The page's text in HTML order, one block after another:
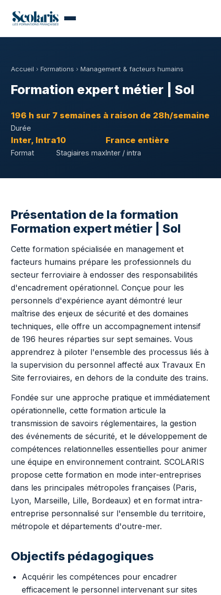
Accueil › Formations › Management & facteurs humains
Formation expert métier | Sol
196 h sur 7 semaines à raison de 28h/semaine
Durée
Inter, Intra
Format
10
Stagiaires max
France entière
Inter / intra
Présentation de la formation
Formation expert métier | Sol
Cette formation spécialisée en management et
facteurs humains prépare les professionnels du
secteur ferroviaire à endosser des responsabilités
d'encadrement opérationnel. Conçue pour les
personnels d'expérience ayant démontré leur
maîtrise des enjeux de sécurité et des domaines
techniques, elle offre un accompagnement intensif
de 196 heures réparties sur sept semaines. Vous
apprendrez à piloter l'ensemble des processus liés à
la supervision du personnel affecté aux Travaux En
Site ferroviaires, en dehors de la conduite des trains.
Fondée sur une approche pratique et immédiatement
opérationnelle, cette formation articule la
transmission de savoirs réglementaires, la gestion
des événements de sécurité, et le développement de
compétences relationnelles essentielles pour animer
une équipe en environnement contraint. SCOLARIS
propose cette formation en mode inter-entreprises
dans les principales métropoles françaises (Paris,
Lyon, Marseille, Lille, Bordeaux) et en format intra-
entreprise personnalisé sur l'ensemble du territoire,
métropole et départements d'outre-mer.
Objectifs pédagogiques
Acquérir les compétences pour encadrer
efficacement le personnel intervenant sur sites